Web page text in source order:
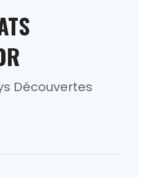
Découvertes